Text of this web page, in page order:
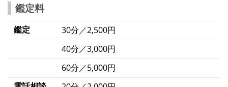
鑑定料
鑑定
30分／2,500円
40分／3,000円
60分／5,000円